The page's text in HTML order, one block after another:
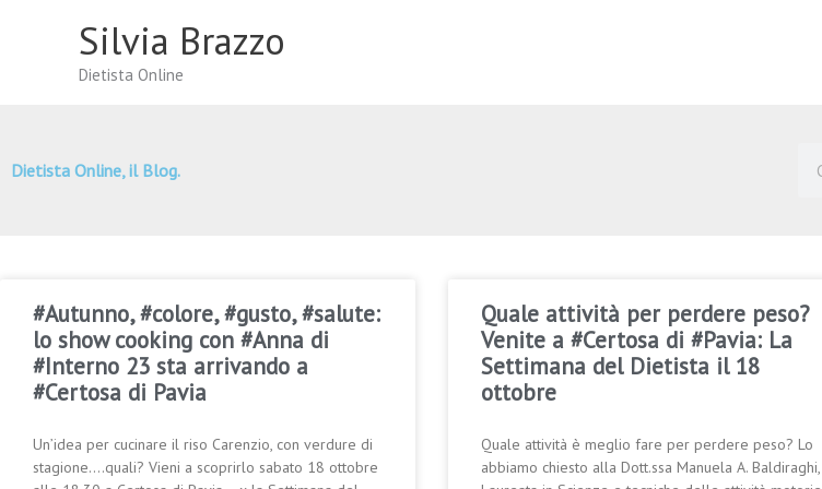
Silvia Brazzo
Dietista Online
Dietista Online, il Blog.
#Autunno, #colore, #gusto, #salute:
lo show cooking con #Anna di
#Interno 23 sta arrivando a
#Certosa di Pavia
Un’idea per cucinare il riso Carenzio, con verdure di
stagione….quali? Vieni a scoprirlo sabato 18 ottobre
Quale attività per perdere peso?
Venite a #Certosa di #Pavia: La
Settimana del Dietista il 18
ottobre
Quale attività è meglio fare per perdere peso? Lo
abbiamo chiesto alla Dott.ssa Manuela A. Baldiraghi,